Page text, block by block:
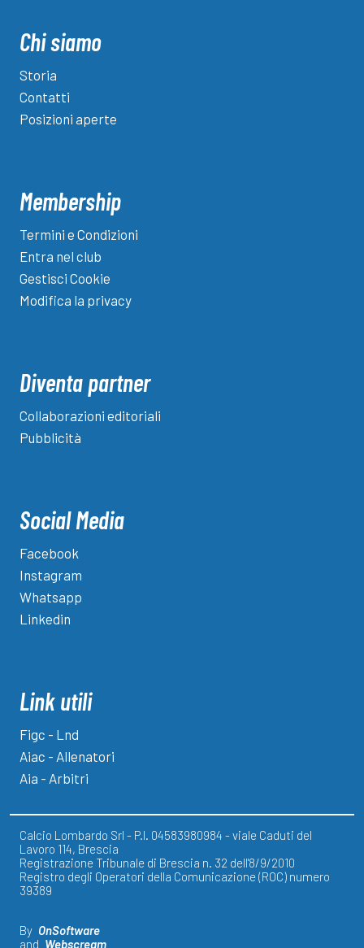
Chi siamo
Storia
Contatti
Posizioni aperte
Membership
Termini e Condizioni
Entra nel club
Gestisci Cookie
Modifica la privacy
Diventa partner
Collaborazioni editoriali
Pubblicità
Social Media
Facebook
Instagram
Whatsapp
Linkedin
Link utili
Figc - Lnd
Aiac - Allenatori
Aia - Arbitri
Calcio Lombardo Srl - P.I. 04583980984 - viale Caduti del
Lavoro 114, Brescia
Registrazione Tribunale di Brescia n. 32 dell'8/9/2010
Registro degli Operatori della Comunicazione (ROC) numero
39389
By OnSoftware
and Webscream